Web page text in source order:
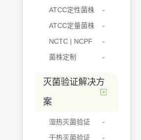
ATCC定性菌株
ATCC定量菌株
NCTC | NCPF
菌株定制
灭菌验证解决方
案
湿热灭菌验证
干热灭菌验证